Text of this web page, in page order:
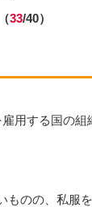
33/40）
用する国の組
ものの、私服